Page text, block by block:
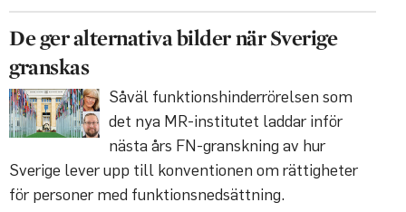
De ger alternativa bilder när Sverige
granskas
Såväl funktionshinderrörelsen som
det nya MR-institutet laddar inför
nästa års FN-granskning av hur
Sverige lever upp till konventionen om rättigheter
för personer med funktionsnedsättning.